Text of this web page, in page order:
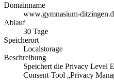
Domainname
www.gymnasium-
Ablauf
30 Tage
Speicherort
Localstorage
Beschreibung
Speichert die Privacy Level
Consent-Tool „Privacy